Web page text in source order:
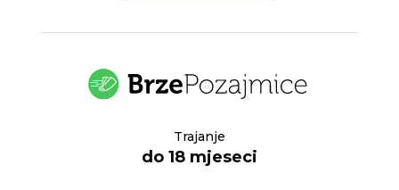
Trajanje
do 18 mjeseci